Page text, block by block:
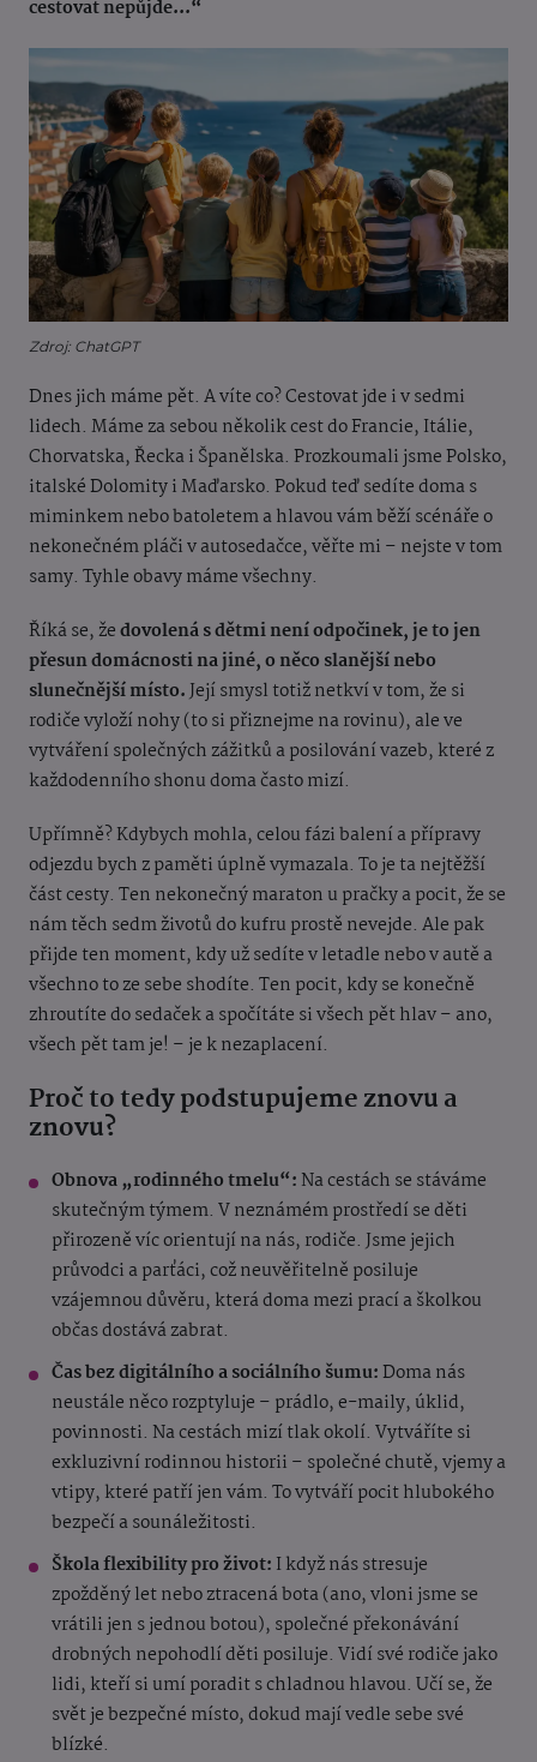
cestovat nepůjde...“
Zdroj: ChatGPT
Dnes jich máme pět. A víte co? Cestovat jde i v sedmi
lidech. Máme za sebou několik cest do Francie, Itálie,
Chorvatska, Řecka i Španělska. Prozkoumali jsme Polsko,
italské Dolomity i Maďarsko. Pokud teď sedíte doma s
miminkem nebo batoletem a hlavou vám běží scénáře o
nekonečném pláči v autosedačce, věřte mi – nejste v tom
samy. Tyhle obavy máme všechny.
Říká se, žedovolená s dětmi není odpočinek, je to jen
přesun domácnosti na jiné, o něco slanější nebo
slunečnější místo.Její smysl totiž netkví v tom, že si
rodiče vyloží nohy (to si přiznejme na rovinu), ale ve
vytváření společných zážitků a posilování vazeb, které z
každodenního shonu doma často mizí.
Upřímně? Kdybych mohla, celou fázi balení a přípravy
odjezdu bych z paměti úplně vymazala. To je ta nejtěžší
část cesty. Ten nekonečný maraton u pračky a pocit, že se
nám těch sedm životů do kufru prostě nevejde. Ale pak
přijde ten moment, kdy už sedíte v letadle nebo v autě a
všechno to ze sebe shodíte. Ten pocit, kdy se konečně
zhroutíte do sedaček a spočítáte si všech pět hlav – ano,
všech pět tam je! – je k nezaplacení.
Proč to tedy podstupujeme znovu a
znovu?
Obnova „rodinného tmelu“: Na cestách se stáváme
skutečným týmem. V neznámém prostředí se děti
přirozeně víc orientují na nás, rodiče. Jsme jejich
průvodci a parťáci, což neuvěřitelně posiluje
vzájemnou důvěru, která doma mezi prací a školkou
občas dostává zabrat.
Čas bez digitálního a sociálního šumu:Doma nás
neustále něco rozptyluje – prádlo, e-maily, úklid,
povinnosti. Na cestách mizí tlak okolí. Vytváříte si
exkluzivní rodinnou historii – společné chutě, vjemy a
vtipy, které patří jen vám. To vytváří pocit hlubokého
bezpečí a sounáležitosti.
Škola flexibility pro život: I když nás stresuje
zpožděný let nebo ztracená bota (ano, vloni jsme se
vrátili jen s jednou botou), společné překonávání
drobných nepohodlí děti posiluje. Vidí své rodiče jako
lidi, kteří si umí poradit s chladnou hlavou. Učí se, že
svět je bezpečné místo, dokud mají vedle sebe své
blízké.